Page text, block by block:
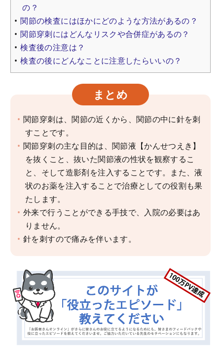
の？
関節の検査にはほかにどのような方法があるの？
関節穿刺にはどんなリスクや合併症があるの？
検査後の注意は？
検査の後にどんなことに注意したらいいの？
まとめ
関節穿刺は、関節の近くから、関節の中に針を刺
すことです。
関節穿刺の主な目的は、関節液【かんせつえき】
を抜くこと、抜いた関節液の性状を観察するこ
と、そして造影剤を注入することです。また、液
状のお薬を注入することで治療としての役割も果
たします。
外来で行うことができる手技で、入院の必要はあ
りません。
針を刺すので痛みを伴います。